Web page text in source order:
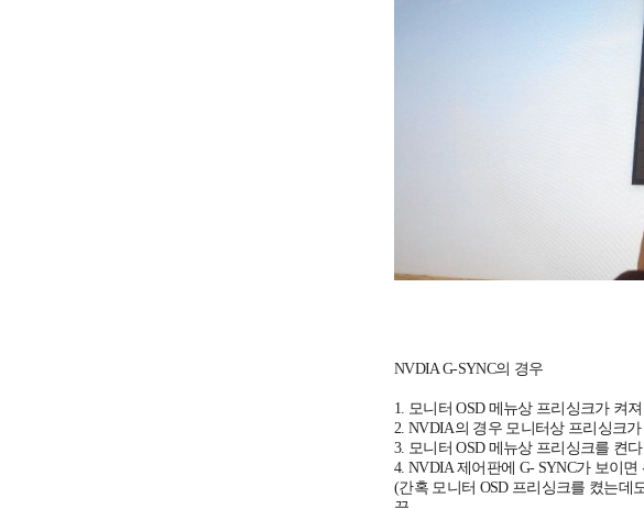
NVDIA G-SYNC의 경우
1. 모니터 OSD 메뉴상 프리싱크가 켜
2. NVDIA의 경우 모니터상 프리싱크
3. 모니터 OSD 메뉴상 프리싱크를 켠다
4. NVDIA 제어판에 G- SYNC가 보이
(간혹 모니터 OSD 프리싱크를 켰는데